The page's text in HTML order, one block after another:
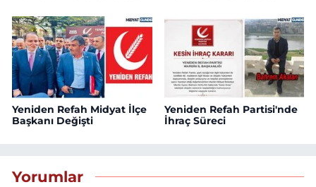
Yeniden Refah Midyat İlçe
Başkanı Değişti
Yeniden Refah Partisi'nde
İhraç Süreci
Yorumlar